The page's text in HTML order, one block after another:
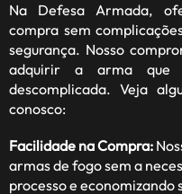
Na Defesa Armada,
compra sem
segurança. Nosso
adquirir a arma que
descomplicada. Veja
conosco:
Facilidade na Compra:
armas de fogo sem a
processo e economizando